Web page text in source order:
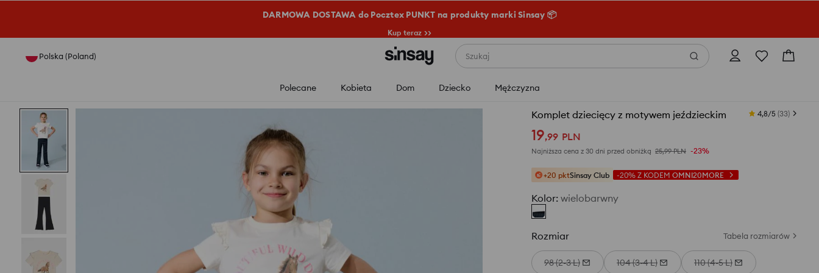
DARMOWA DOSTAWA do Pocztex PUNKT na produkty marki Sinsay 📦
Kup teraz >>
Polska (Poland) Szukaj
Polecane Kobieta Dom Dziecko Mężczyzna
Komplet dziecięcy z motywem jeździeckim 4,8/5 (33)
19,99 PLN
Najniższa cena z 30 dni przed obniżką 25,99 PLN -23%
+20 pktSinsay Club -20% Z KODEM OMNI20MORE
Kolor: wielobarwny
Rozmiar Tabela rozmiarów
98 (2-3 L) 104 (3-4 L) 110 (4-5 L)